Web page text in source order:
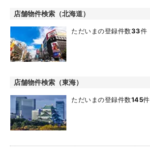
店舗物件検索（北海道）
ただいまの登録件数33件
店舗物件検索（東海）
ただいまの登録件数145件